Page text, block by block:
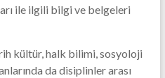
ile ilgili bilgi ve belgeleri
kültür, halk bilimi, sosyoloji
da disiplinler arası